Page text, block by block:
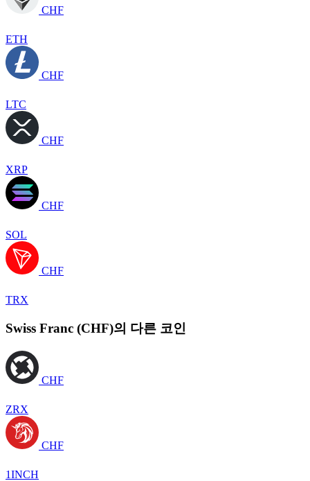
CHF
ETH
CHF
LTC
CHF
XRP
CHF
SOL
CHF
TRX
Swiss Franc (CHF)의 다른 코인
CHF
ZRX
CHF
1INCH